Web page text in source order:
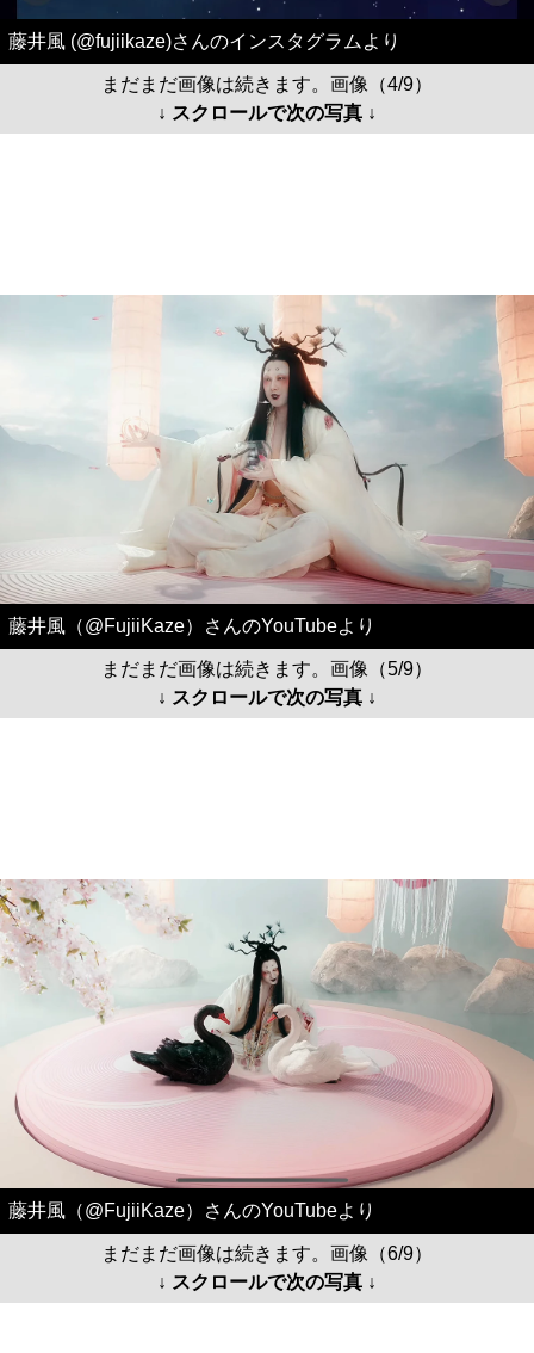
藤井風 (@fujiikaze)さんのインスタグラムより
まだまだ画像は続きます。画像（4/9）
↓ スクロールで次の写真 ↓
藤井風（@FujiiKaze）さんのYouTubeより
まだまだ画像は続きます。画像（5/9）
↓ スクロールで次の写真 ↓
藤井風（@FujiiKaze）さんのYouTubeより
まだまだ画像は続きます。画像（6/9）
↓ スクロールで次の写真 ↓